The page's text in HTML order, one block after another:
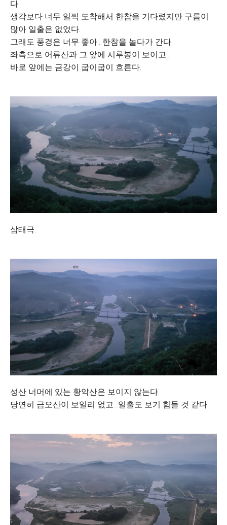
다.
생각보다 너무 일찍 도착해서 한참을 기다렸지만 구름이
많아 일출은 없었다.
그래도 풍경은 너무 좋아.. 한참을 놀다가 간다.
좌측으로 어류산과 그 앞에 시루봉이 보이고..
바로 앞에는 금강이 굽이굽이 흐른다.
삼태극..
성산 너머에 있는 황악산은 보이지 않는다.
당연히 금오산이 보일리 없고...일출도 보기 힘들 것 같다.